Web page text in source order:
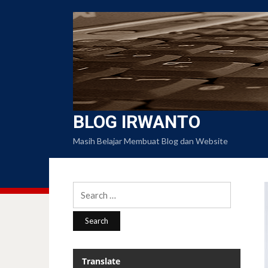
BLOG IRWANTO
Masih Belajar Membuat Blog dan Website
Translate